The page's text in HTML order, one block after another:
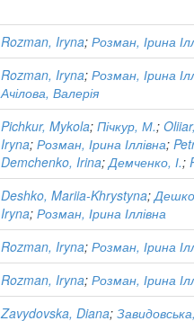
Rozman, Iryna; Розман, Ірина
Rozman, Iryna; Розман, Ірина
Ачілова, Валерія
Pichkur, Mykola; Пічкур, М.;
Iryna; Розман, Ірина Іллівна;
Demchenko, Irina;Демченко, І.;
Deshko, Mariia-Khrystyna;
Iryna; Розман, Ірина Іллівна
Rozman, Iryna; Розман, Ірина
Rozman, Iryna; Розман, Ірина
Zavydovska, Diana;